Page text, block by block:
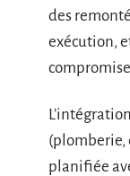
des
exécution,
(plomberie,
planifiée